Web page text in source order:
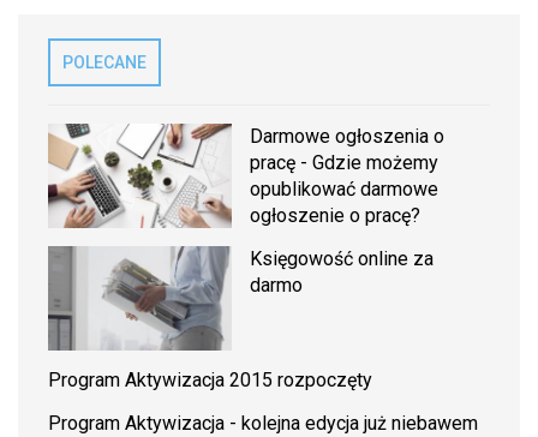
POLECANE
Darmowe ogłoszenia o
pracę - Gdzie możemy
opublikować darmowe
ogłoszenie o pracę?
Księgowość online za
darmo
Program Aktywizacja 2015 rozpoczęty
Program Aktywizacja - kolejna edycja już niebawem